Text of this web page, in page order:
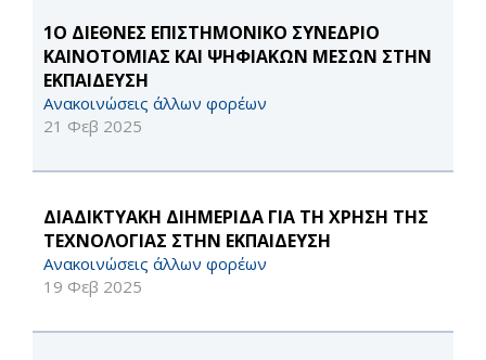
1Ο ΔΙΕΘΝΕΣ ΕΠΙΣΤΗΜΟΝΙΚΟ ΣΥΝΕΔΡΙΟ
ΚΑΙΝΟΤΟΜΙΑΣ ΚΑΙ ΨΗΦΙΑΚΩΝ ΜΕΣΩΝ ΣΤΗΝ
ΕΚΠΑΙΔΕΥΣΗ
Ανακοινώσεις άλλων φορέων
21 Φεβ 2025
ΔΙΑΔΙΚΤΥΑΚΗ ΔΙΗΜΕΡΙΔΑ ΓΙΑ ΤΗ ΧΡΗΣΗ ΤΗΣ
ΤΕΧΝΟΛΟΓΙΑΣ ΣΤΗΝ ΕΚΠΑΙΔΕΥΣΗ
Ανακοινώσεις άλλων φορέων
19 Φεβ 2025